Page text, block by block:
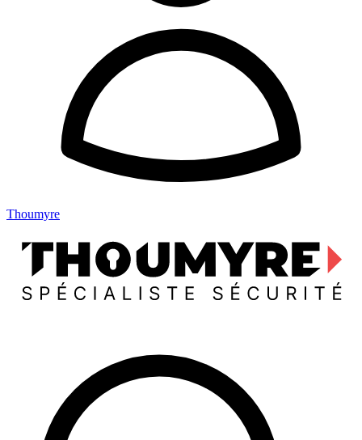
Thoumyre